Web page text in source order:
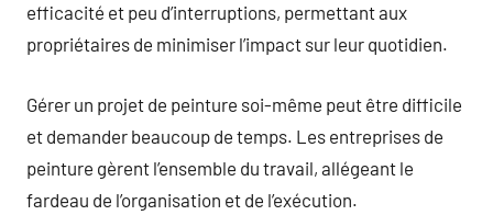
efficacité et peu d’interruptions, permettant aux
propriétaires de minimiser l’impact sur leur quotidien.
Gérer un projet de peinture soi-même peut être difficile
et demander beaucoup de temps. Les entreprises de
peinture gèrent l’ensemble du travail, allégeant le
fardeau de l’organisation et de l’exécution.